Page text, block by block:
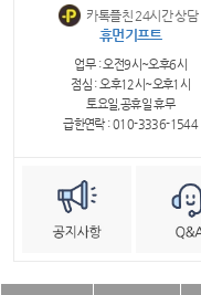
카톡플친 24시간 상담
휴먼기프트
업무 : 오전9시~오후6시
점심 : 오후12시~오후1시
토요일,공휴일 휴무
급한연락 : 010-3336-1544